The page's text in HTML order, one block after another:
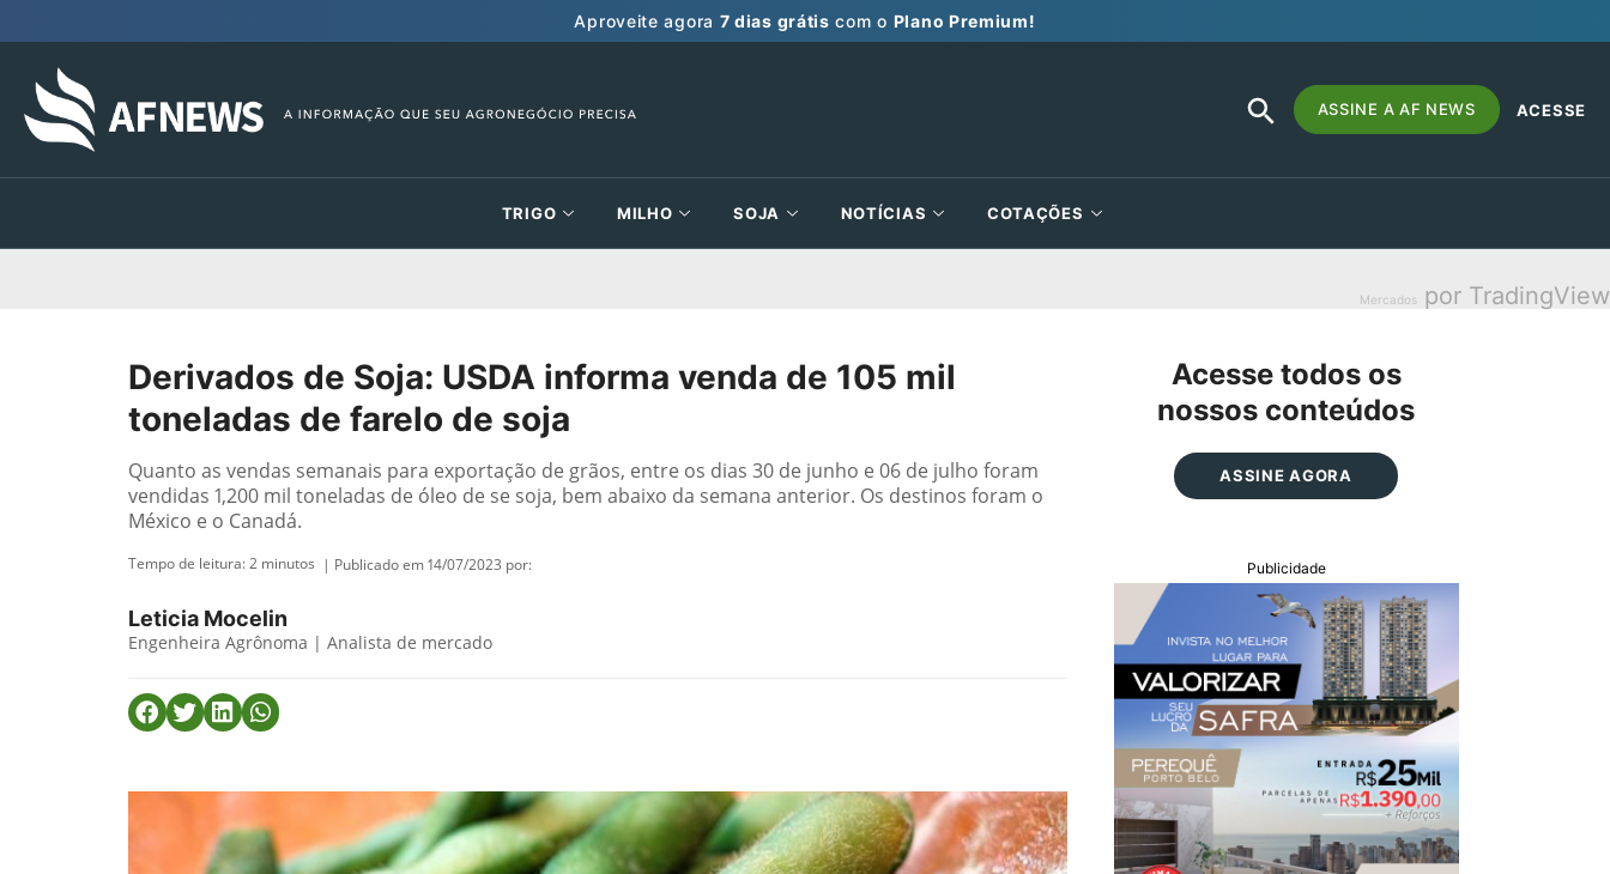
Aproveite agora 7 dias grátis com o Plano Premium!
Search
for:
SEARCH
BUTTON
ASSINE A AF NEWS ACESSE
TRIGO MILHO SOJA NOTÍCIAS COTAÇÕES
Mercados por TradingView
Derivados de Soja: USDA informa venda de 105 mil
toneladas de farelo de soja
Quanto as vendas semanais para exportação de grãos, entre os dias 30 de junho e 06 de julho foram
vendidas 1,200 mil toneladas de óleo de se soja, bem abaixo da semana anterior. Os destinos foram o
México e o Canadá.
Tempo de leitura:2 minutos | Publicado em 14/07/2023 por:
Leticia Mocelin
Engenheira Agrônoma | Analista de mercado
Acesse todos os
nossos conteúdos
ASSINE AGORA
Publicidade